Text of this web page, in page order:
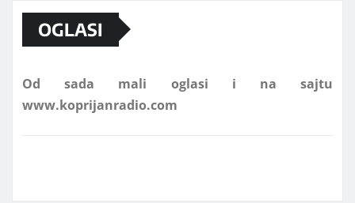
OGLASI
Od sada mali oglasi i na sajtu